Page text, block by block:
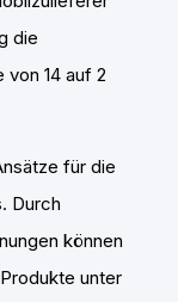
die
14 auf 2
für die
Durch
können
unter